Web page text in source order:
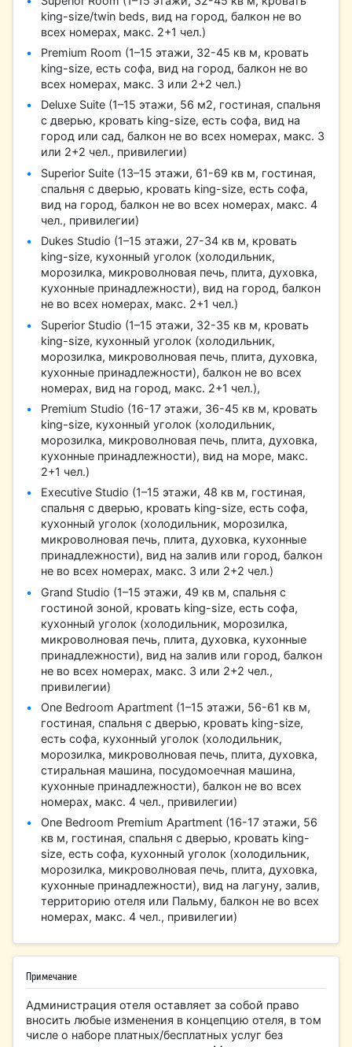
king-size/twin beds, вид на город, балкон не во
всех номерах, макс. 2+1 чел.)
Premium Room (1–15 этажи, 32-45 кв м, кровать
king-size, есть софа, вид на город, балкон не во
всех номерах, макс. 3 или 2+2 чел.)
Deluxe Suite (1–15 этажи, 56 м2, гостиная, спальня
с дверью, кровать king-size, есть софа, вид на
город или сад, балкон не во всех номерах, макс. 3
или 2+2 чел., привилегии)
Superior Suitе (13–15 этажи, 61-69 кв м, гостиная,
спальня с дверью, кровать king-size, есть софа,
вид на город, балкон не во всех номерах, макс. 4
чел., привилегии)
Dukes Studio (1–15 этажи, 27-34 кв м, кровать
king-size, кухонный уголок (холодильник,
морозилка, микроволновая печь, плита, духовка,
кухонные принадлежности), вид на город, балкон
не во всех номерах, макс. 2+1 чел.)
Superior Studio (1–15 этажи, 32-35 кв м, кровать
king-size, кухонный уголок (холодильник,
морозилка, микроволновая печь, плита, духовка,
кухонные принадлежности), балкон не во всех
номерах, вид на город, макс. 2+1 чел.),
Premium Studio (16-17 этажи, 36-45 кв м, кровать
king-size, кухонный уголок (холодильник,
морозилка, микроволновая печь, плита, духовка,
кухонные принадлежности), вид на море, макс.
2+1 чел.)
Executive Studio (1–15 этажи, 48 кв м, гостиная,
спальня с дверью, кровать king-size, есть софа,
кухонный уголок (холодильник, морозилка,
микроволновая печь, плита, духовка, кухонные
принадлежности), вид на залив или город, балкон
не во всех номерах, макс. 3 или 2+2 чел.)
Grand Studio (1–15 этажи, 49 кв м, спальня с
гостиной зоной, кровать king-size, есть софа,
кухонный уголок (холодильник, морозилка,
микроволновая печь, плита, духовка, кухонные
принадлежности), вид на залив или город, балкон
не во всех номерах, макс. 3 или 2+2 чел.,
привилегии)
One Bedroom Apartment (1–15 этажи, 56-61 кв м,
гостиная, спальня с дверью, кровать king-size,
есть софа, кухонный уголок (холодильник,
морозилка, микроволновая печь, плита, духовка,
стиральная машина, посудомоечная машина,
кухонные принадлежности), балкон не во всех
номерах, макс. 4 чел., привилегии)
One Bedroom Premium Apartment (16-17 этажи, 56
кв м, гостиная, спальня с дверью, кровать king-
size, есть софа, кухонный уголок (холодильник,
морозилка, микроволновая печь, плита, духовка,
кухонные принадлежности), вид на лагуну, залив,
территорию отеля или Пальму, балкон не во всех
номерах, макс. 4 чел., привилегии)
Примечание
Администрация отеля оставляет за собой право
вносить любые изменения в концепцию отеля, в том
числе о наборе платных/бесплатных услуг без